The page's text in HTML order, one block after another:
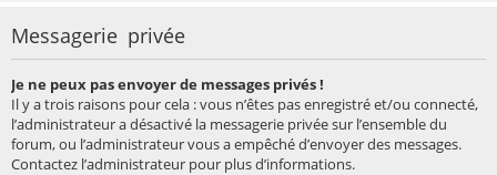
Messagerie privée
Je ne peux pas envoyer de messages privés !
Il y a trois raisons pour cela : vous n’êtes pas enregistré et/ou connecté,
l’administrateur a désactivé la messagerie privée sur l’ensemble du
forum, ou l’administrateur vous a empêché d’envoyer des messages.
Contactez l’administrateur pour plus d’informations.